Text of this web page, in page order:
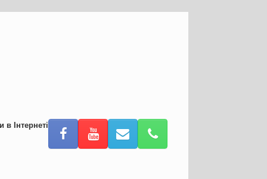
в Інтернеті